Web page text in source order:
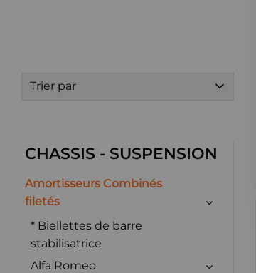
Trier par
CHASSIS - SUSPENSION
Amortisseurs Combinés
filetés
* Biellettes de barre
stabilisatrice
Alfa Romeo